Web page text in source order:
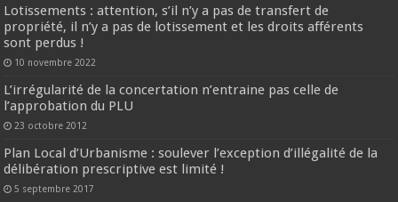
Lotissements : attention, s’il n’y a pas de transfert de
propriété, il n’y a pas de lotissement et les droits afférents
sont perdus !
10 novembre 2022
L’irrégularité de la concertation n’entraine pas celle de
l’approbation du PLU
23 octobre 2012
Plan Local d’Urbanisme : soulever l’exception d’illégalité de la
délibération prescriptive est limité !
5 septembre 2017